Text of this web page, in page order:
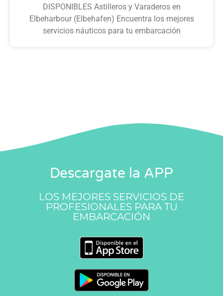
DISPONIBLES Astilleros y Varaderos en
Elbeharbour (Elbehafen) Encuentra los mejores
servicios náuticos para tu embarcación
Descargate la APP
LOS MEJORES SERVICIOS DE
PROFESIONALES PARA TU
EMBARCACIÓN